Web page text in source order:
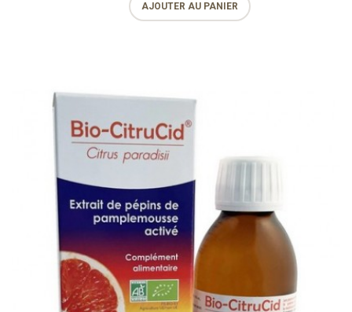
AJOUTER AU PANIER